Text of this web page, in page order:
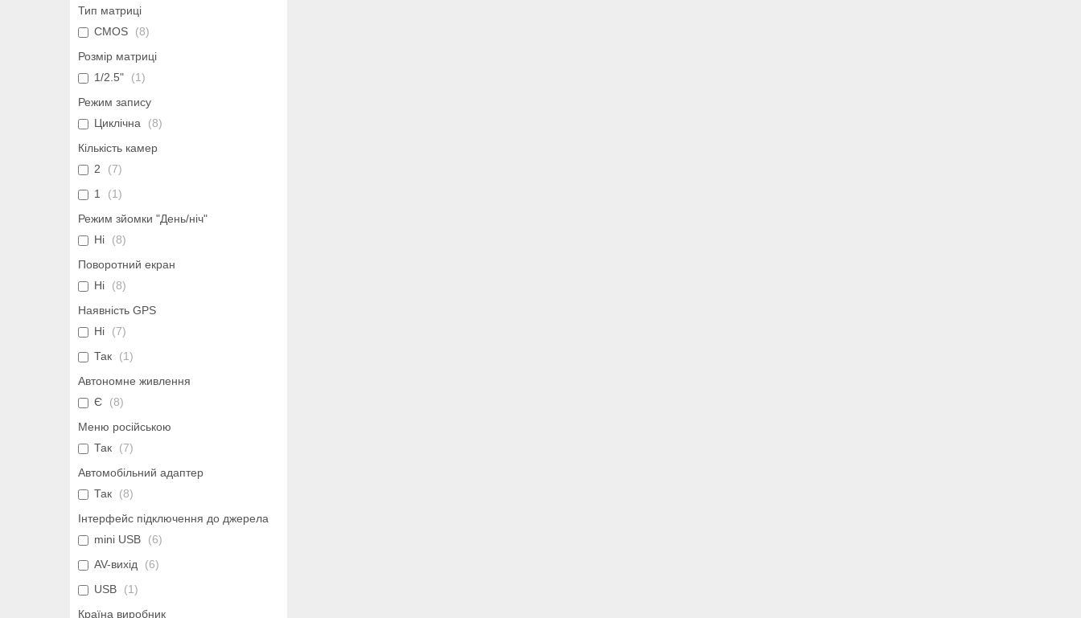
Тип матриці
CMOS
8
Розмір матриці
1/2.5"
1
Режим запису
Циклічна
8
Кількість камер
2
7
1
1
Режим зйомки "День/ніч"
Ні
8
Поворотний екран
Ні
8
Наявність GPS
Ні
7
Так
1
Автономне живлення
Є
8
Меню російською
Так
7
Автомобільний адаптер
Так
8
Інтерфейс підключення до джерела
mini USB
6
AV-вихід
6
USB
1
Країна виробник